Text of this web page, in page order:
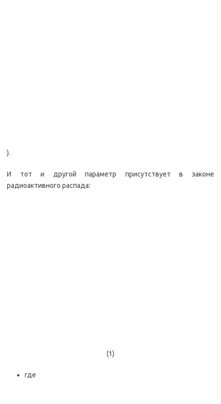
).
И тот и другой параметр присутствует в законе
радиоактивного распада:
(1)
где